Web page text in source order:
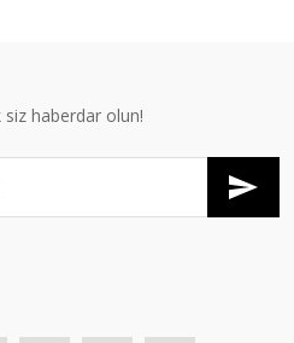
haberdar olun!